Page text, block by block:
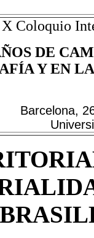
X Coloquio
DE
Y EN
Barcelona,